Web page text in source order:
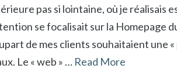
pas si lointaine, où je réalisais
se focalisait sur la Homepage
de mes clients souhaitaient une
Le « web » … Read More